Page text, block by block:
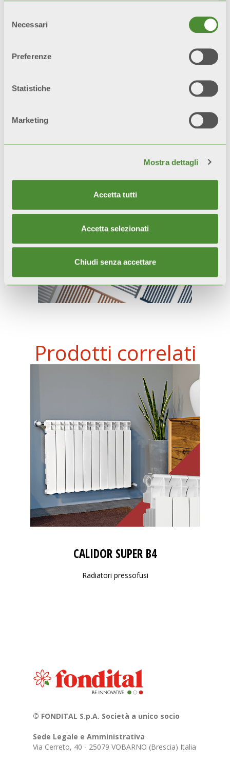
delNecessari
Preferenze
Statistiche
Marketing
Mostra dettagli
Accetta tutti
Accetta selezionati
Chiudi senza accettare
d’arte, secondo le vigenti norme e
riguardanti l’installazione, l’uso e la
Video
Prodotti correlati
CALIDOR SUPER B4
Radiatori pressofusi
© FONDITAL S.p.A. Società a unico socio
Sede Legale e Amministrativa
Via Cerreto, 40 - 25079 VOBARNO (Brescia) Italia